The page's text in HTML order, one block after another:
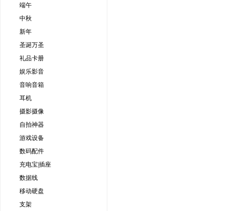
端午
中秋
新年
圣诞万圣
礼品卡册
娱乐影音
音响音箱
耳机
摄影摄像
自拍神器
游戏设备
数码配件
充电宝|插座
数据线
移动硬盘
支架